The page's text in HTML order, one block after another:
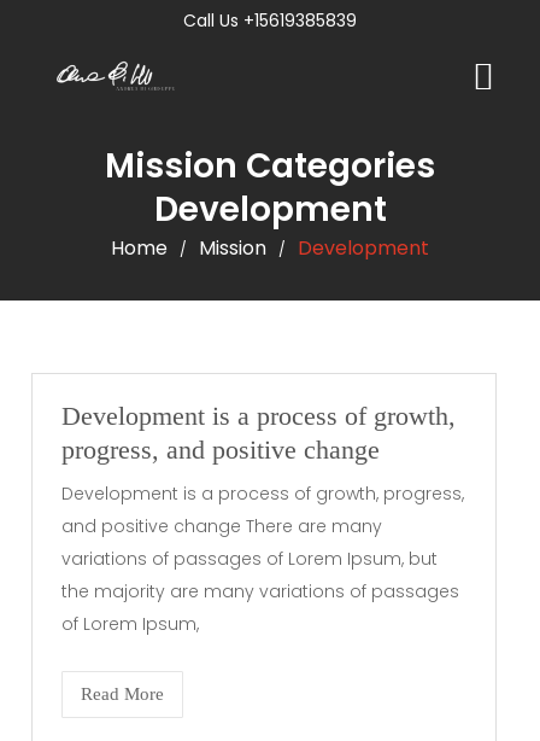
Call Us +15619385839
Mission Categories
Development
Home / Mission / Development
Development is a process of growth,
progress, and positive change
Development is a process of growth, progress,
and positive change There are many
variations of passages of Lorem Ipsum, but
the majority are many variations of passages
of Lorem Ipsum,
Read More